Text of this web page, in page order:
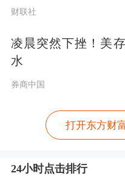
市场，争取推动
市场份额的同步
截至目前，港股
品的《时间之
财联社
凌晨突然下挫！美
水
券商中国
打开东方财
24小时点击排行